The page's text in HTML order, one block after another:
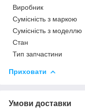
Виробник
Сумісність з маркою
Сумісність з моделлю
Стан
Тип запчастини
Приховати
Умови доставки